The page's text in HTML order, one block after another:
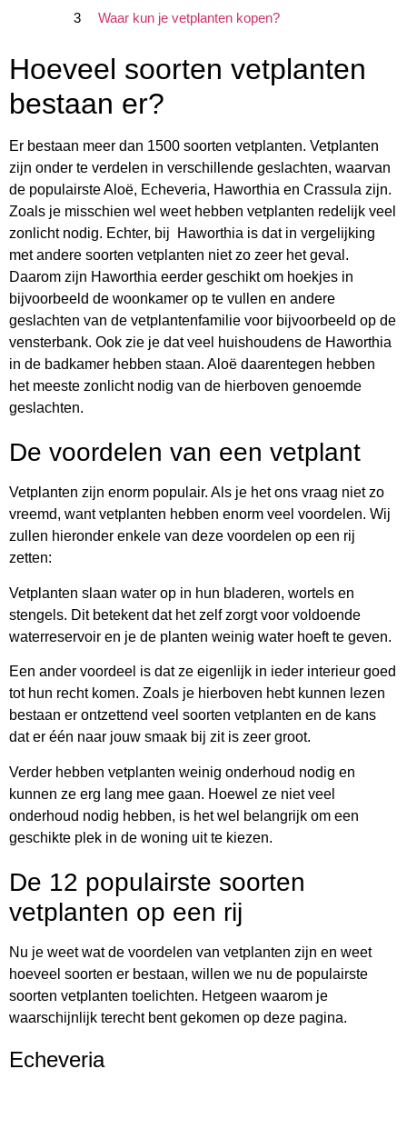
Waar kun je vetplanten kopen?
Hoeveel soorten vetplanten
bestaan er?
Er bestaan meer dan 1500 soorten vetplanten. Vetplanten
zijn onder te verdelen in verschillende geslachten, waarvan
de populairste Aloë, Echeveria, Haworthia en Crassula zijn.
Zoals je misschien wel weet hebben vetplanten redelijk veel
zonlicht nodig. Echter, bij Haworthia is dat in vergelijking
met andere soorten vetplanten niet zo zeer het geval.
Daarom zijn Haworthia eerder geschikt om hoekjes in
bijvoorbeeld de woonkamer op te vullen en andere
geslachten van de vetplantenfamilie voor bijvoorbeeld op de
vensterbank. Ook zie je dat veel huishoudens de Haworthia
in de badkamer hebben staan. Aloë daarentegen hebben
het meeste zonlicht nodig van de hierboven genoemde
geslachten.
De voordelen van een vetplant
Vetplanten zijn enorm populair. Als je het ons vraag niet zo
vreemd, want vetplanten hebben enorm veel voordelen. Wij
zullen hieronder enkele van deze voordelen op een rij
zetten:
Vetplanten slaan water op in hun bladeren, wortels en
stengels. Dit betekent dat het zelf zorgt voor voldoende
waterreservoir en je de planten weinig water hoeft te geven.
Een ander voordeel is dat ze eigenlijk in ieder interieur goed
tot hun recht komen. Zoals je hierboven hebt kunnen lezen
bestaan er ontzettend veel soorten vetplanten en de kans
dat er één naar jouw smaak bij zit is zeer groot.
Verder hebben vetplanten weinig onderhoud nodig en
kunnen ze erg lang mee gaan. Hoewel ze niet veel
onderhoud nodig hebben, is het wel belangrijk om een
geschikte plek in de woning uit te kiezen.
De 12 populairste soorten
vetplanten op een rij
Nu je weet wat de voordelen van vetplanten zijn en weet
hoeveel soorten er bestaan, willen we nu de populairste
soorten vetplanten toelichten. Hetgeen waarom je
waarschijnlijk terecht bent gekomen op deze pagina.
Echeveria